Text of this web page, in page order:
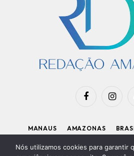
Facebook
MANAUS AMAZONAS
Nós utilizamos cookies para garantir